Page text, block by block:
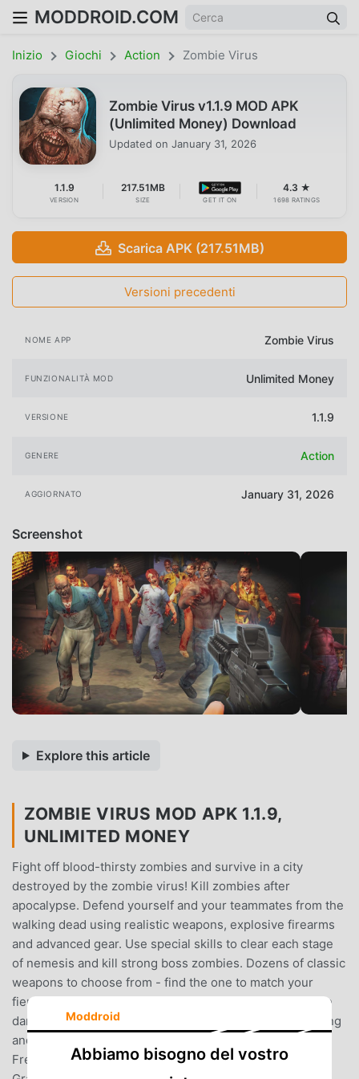
MODDROID.COM
Inizio Giochi Action Zombie Virus
Zombie Virus v1.1.9 MOD APK
(Unlimited Money) Download
Updated on January 31, 2026
1.1.9
VERSION
217.51MB
SIZE GET IT ON
4.3 ★
1698 RATINGS
Scarica APK (217.51MB)
Versioni precedenti
NOME APP Zombie Virus
FUNZIONALITÀ MOD Unlimited Money
VERSIONE 1.1.9
GENERE Action
AGGIORNATO January 31, 2026
Screenshot
Explore this article
ZOMBIE VIRUS MOD APK 1.1.9,
UNLIMITED MONEY
Fight off blood-thirsty zombies and survive in a city
destroyed by the zombie virus! Kill zombies after
apocalypse. Defend yourself and your teammates from the
walking dead using realistic weapons, explosive firearms
and advanced gear. Use special skills to clear each stage
of nemesis and kill strong boss zombies. Dozens of classic
weapons to choose from - find the one to match your
fierce mood today and shoot down zombies! Destroy the
dangerous zombie virus!Zombie Virus is addictive hunting
and sniper game in zombie theme offline games. Also,
Free Fire, you will get into it right away!FEATURES:-
Moddroid
Abbiamo bisogno del vostro